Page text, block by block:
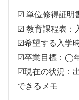
☑ 単位修得証明
☑ 教育課程表：
☑希望する入学
☑卒業目標：◯
☑現在の状況：
できるメモ